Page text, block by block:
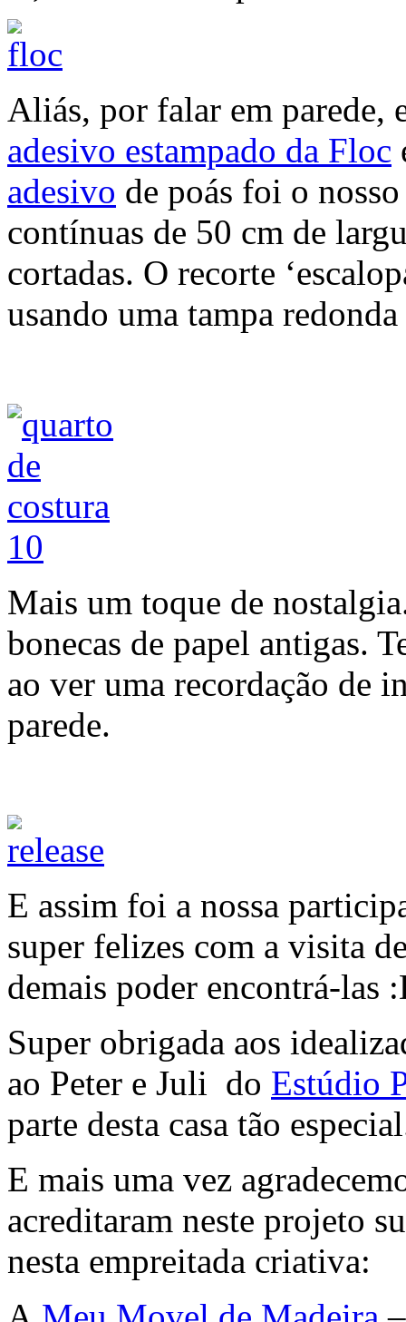
Aliás, por falar em parede,
adesivo estampado da Floc
adesivo de poás foi o
contínuas de 50 cm de
cortadas. O recorte
usando uma tampa
Mais um toque de
bonecas de papel antigas.
ao ver uma recordação de
parede.
E assim foi a nossa
super felizes com a visita
demais poder encontrá-las
Super obrigada aos
ao Peter e Juli do Estúdio
parte desta casa tão
E mais uma vez
acreditaram neste projeto
nesta empreitada criativa: